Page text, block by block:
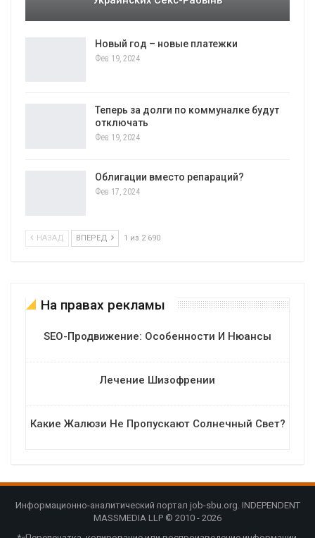
Новый год – новые платежки
Фев 19, 2024
Теперь за долги по коммуналке будут
отключать
Фев 19, 2024
Облигации вместо репараций?
Фев 17, 2024
НАЗАД ВПЕРЕД 1 из 2 690
На правах рекламы
SEO-Продвижение: Особенности И Нюансы
Лечение Шизофрении
Какие Жалюзи Не Пропускают Солнечный Свет?
Информационно-аналитический портал job-sbu.org. INDEPENDENT
MASSMEDIA LLP © 2010 - 2026